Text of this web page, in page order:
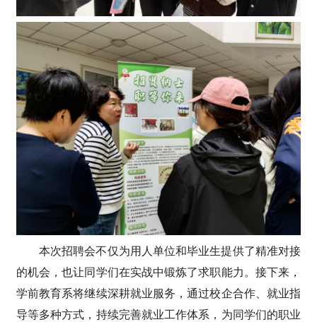
本次招聘会不仅为用人单位和毕业生提供了精准对接
的机会，也让同学们在实战中锻炼了求职能力。接下来，
学前教育系将继续深耕就业服务，通过校企合作、就业指
导等多种方式，持续完善就业工作体系，为同学们的职业